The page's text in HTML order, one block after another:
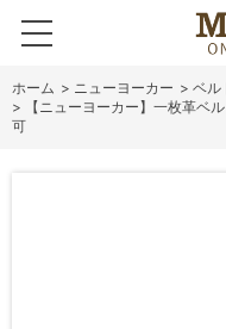
ホーム > ニューヨーカー > ベル
>
【ニューヨーカー】一枚革ベ
可